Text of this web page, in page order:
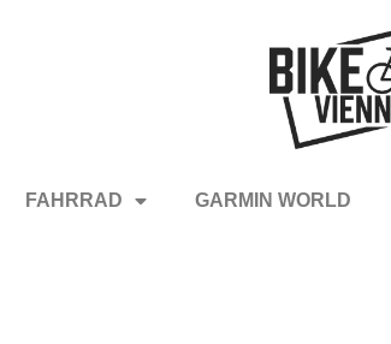
FAHRRAD GARMIN WORLD